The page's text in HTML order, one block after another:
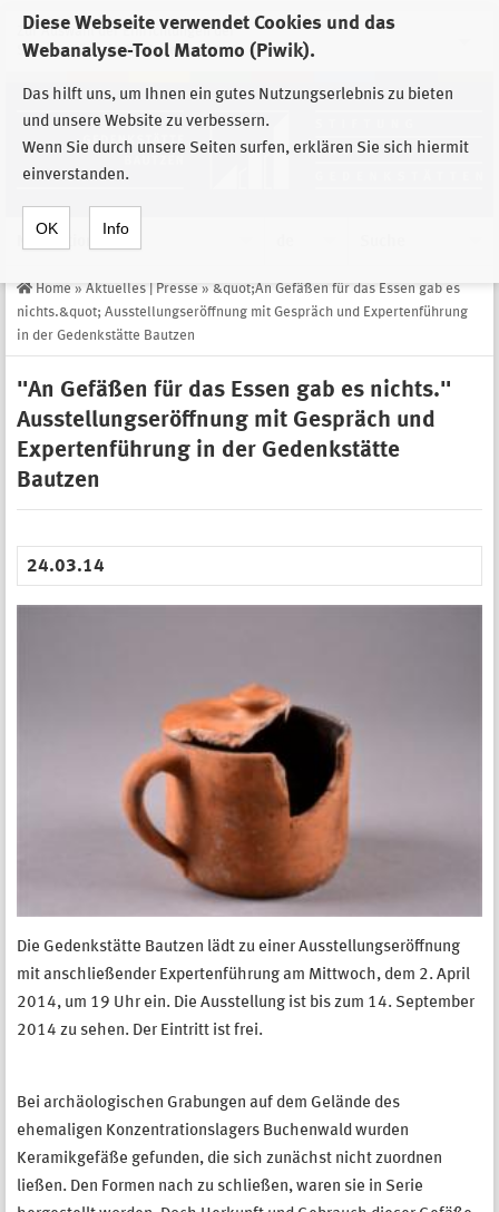
Diese Webseite verwendet Cookies und das
Webanalyse-Tool Matomo (Piwik).
Das hilft uns, um Ihnen ein gutes Nutzungserlebnis zu bieten
und unsere Website zu verbessern.
Wenn Sie durch unsere Seiten surfen, erklären Sie sich hiermit
einverstanden.
OK Info
Zur Auswahl der Einrichtungen der
Stiftung Sächsische Gedenkstätten
Home » Aktuelles | Presse » &quot;An Gefäßen für das Essen gab es
nichts.&quot; Ausstellungseröffnung mit Gespräch und Expertenführung
in der Gedenkstätte Bautzen
"An Gefäßen für das Essen gab es nichts."
Ausstellungseröffnung mit Gespräch und
Expertenführung in der Gedenkstätte
Bautzen
24.03.14
Die Gedenkstätte Bautzen lädt zu einer Ausstellungseröffnung
mit anschließender Expertenführung am Mittwoch, dem 2. April
2014, um 19 Uhr ein. Die Ausstellung ist bis zum 14. September
2014 zu sehen. Der Eintritt ist frei.
Bei archäologischen Grabungen auf dem Gelände des
ehemaligen Konzentrationslagers Buchenwald wurden
Keramikgefäße gefunden, die sich zunächst nicht zuordnen
ließen. Den Formen nach zu schließen, waren sie in Serie